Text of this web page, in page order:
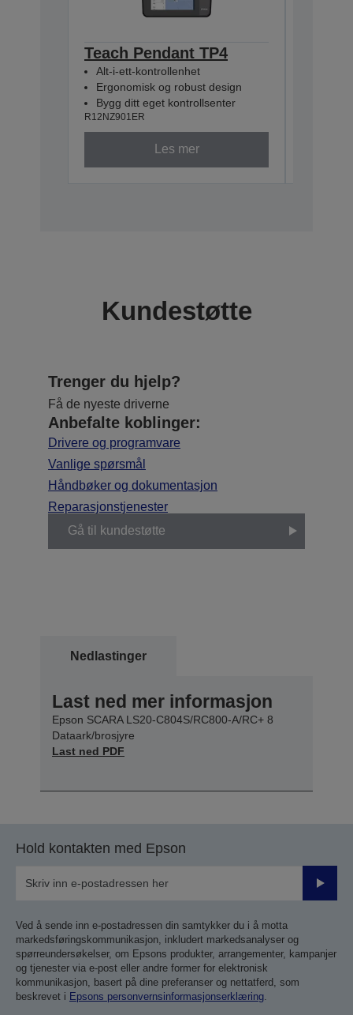
Teach Pendant TP4
Alt-i-ett-kontrollenhet
Ergonomisk og robust design
Bygg ditt eget kontrollsenter
R12NZ901ER
Les mer
Kundestøtte
Trenger du hjelp?
Få de nyeste driverne
Anbefalte koblinger:
Drivere og programvare
Vanlige spørsmål
Håndbøker og dokumentasjon
Reparasjonstjenester
Gå til kundestøtte
Nedlastinger
Last ned mer informasjon
Epson SCARA LS20-C804S/RC800-A/RC+ 8
Dataark/brosjyre
Last ned PDF
Hold kontakten med Epson
Send
Ved å sende inn e-postadressen din samtykker du i å motta
markedsføringskommunikasjon, inkludert markedsanalyser og
spørreundersøkelser, om Epsons produkter, arrangementer, kampanjer
og tjenester via e-post eller andre former for elektronisk
kommunikasjon, basert på dine preferanser og nettatferd, som
beskrevet i Epsons personvernsinformasjonserklæring